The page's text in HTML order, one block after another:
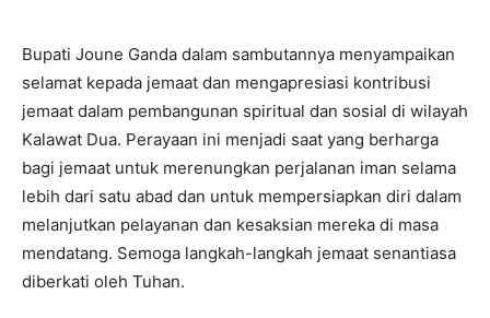
Bupati Joune Ganda dalam sambutannya menyampaikan
selamat kepada jemaat dan mengapresiasi kontribusi
jemaat dalam pembangunan spiritual dan sosial di wilayah
Kalawat Dua. Perayaan ini menjadi saat yang berharga
bagi jemaat untuk merenungkan perjalanan iman selama
lebih dari satu abad dan untuk mempersiapkan diri dalam
melanjutkan pelayanan dan kesaksian mereka di masa
mendatang. Semoga langkah-langkah jemaat senantiasa
diberkati oleh Tuhan.